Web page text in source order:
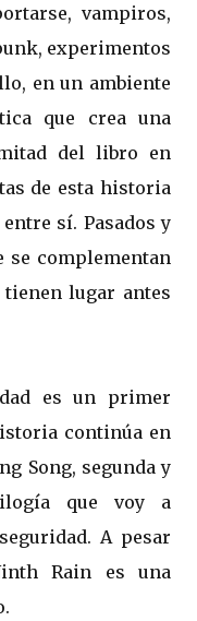
vampiros,
experimentos
en un ambiente
que crea una
del libro en
de esta historia
sí. Pasados y
se complementan
lugar antes
es un primer
continúa en
Song, segunda y
que voy a
A pesar
Rain es una